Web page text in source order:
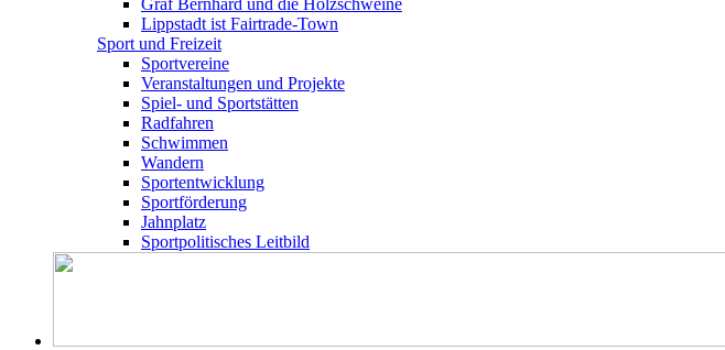
Graf Bernhard und die Holzschweine
Lippstadt ist Fairtrade-Town
Sport und Freizeit
Sportvereine
Veranstaltungen und Projekte
Spiel- und Sportstätten
Radfahren
Schwimmen
Wandern
Sportentwicklung
Sportförderung
Jahnplatz
Sportpolitisches Leitbild